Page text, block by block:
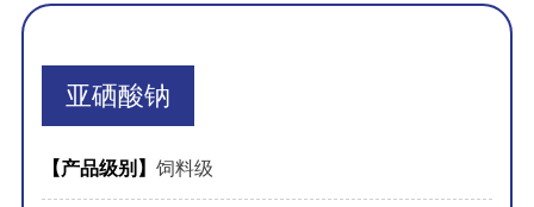
亚硒酸钠
【产品级别】 饲料级